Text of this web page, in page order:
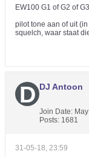
EW100 G1 of G2 of
pilot tone aan of uit
squelch, waar staat
DJ Antoon
Join Date:
Posts: 1681
31-05-18, 23:59